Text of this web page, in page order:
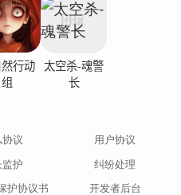
行动
组
太空杀-魂警
长
议
用户协议
护
纠纷处理
护协议书 开发者后台